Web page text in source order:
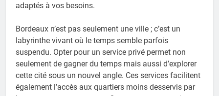
adaptés à vos besoins.
Bordeaux n’est pas seulement une ville ; c’est un
labyrinthe vivant où le temps semble parfois
suspendu. Opter pour un service privé permet non
seulement de gagner du temps mais aussi d’explorer
cette cité sous un nouvel angle. Ces services facilitent
également l’accès aux quartiers moins desservis par